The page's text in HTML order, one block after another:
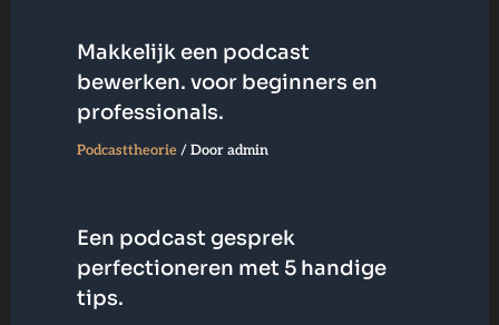
Makkelijk een podcast
bewerken. voor beginners en
professionals.
Podcasttheorie/ Dooradmin
Een podcast gesprek
perfectioneren met 5 handige
tips.